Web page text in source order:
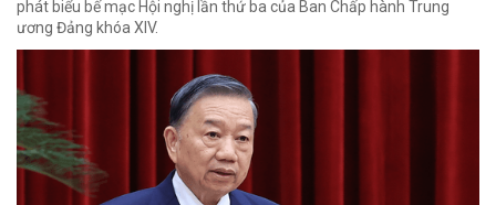
phát biểu bế mạc Hội nghị lần thứ ba của Ban Chấp hành Trung
ương Đảng khóa XIV.